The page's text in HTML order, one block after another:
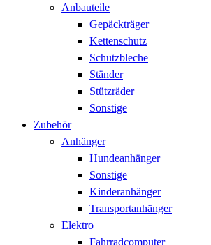
Anbauteile
Gepäckträger
Kettenschutz
Schutzbleche
Ständer
Stützräder
Sonstige
Zubehör
Anhänger
Hundeanhänger
Sonstige
Kinderanhänger
Transportanhänger
Elektro
Fahrradcomputer